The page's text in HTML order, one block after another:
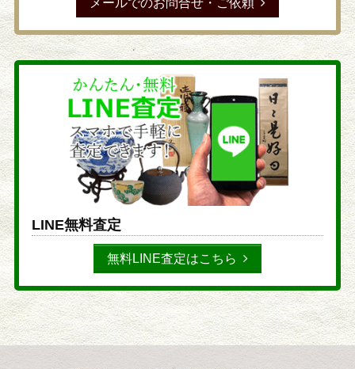
メールでのお問合せ・ご依頼
LINE無料査定
無料LINE査定はこちら